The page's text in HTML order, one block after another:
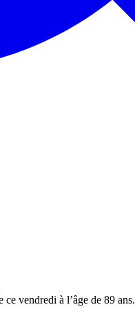
ce vendredi à l’âge de 89 ans.